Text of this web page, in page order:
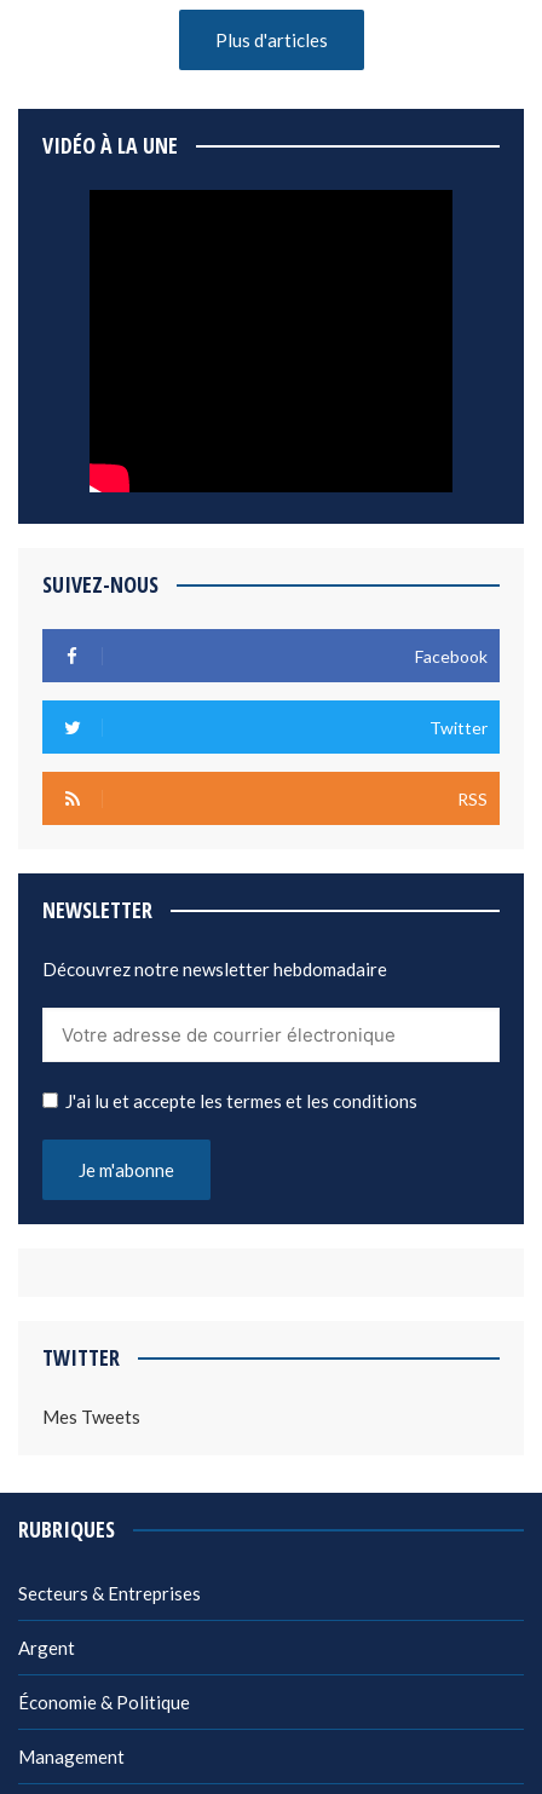
Plus d'articles
VIDÉO À LA UNE
SUIVEZ-NOUS
Facebook
Twitter
RSS
NEWSLETTER
Découvrez notre newsletter hebdomadaire
J'ai lu et accepte les termes et les conditions
TWITTER
Mes Tweets
RUBRIQUES
Secteurs & Entreprises
Argent
Économie & Politique
Management